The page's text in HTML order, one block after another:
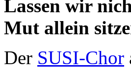
Lassen wir
Mut allein
Der SUSI-Chor